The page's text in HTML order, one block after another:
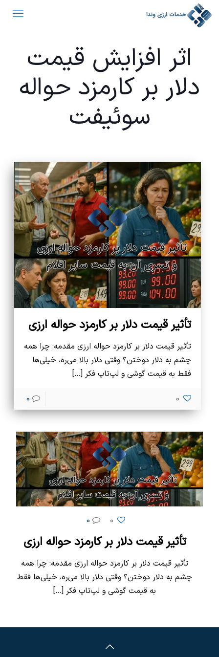
اثر افزایش قیمت
دلار بر کارمزد حواله
سوئیفت
تأثیر قیمت دلار بر کارمزد حواله ارزی
تأثیر قیمت دلار بر کارمزد حواله ارزی مقدمه: چرا همه
چشم به دلار دوختن؟ وقتی دلار بالا می‌ره، خیلی‌ها
فقط به قیمت گوشی و لپ‌تاپ فکر […]
0
0
0
0
تأثیر قیمت دلار بر کارمزد حواله ارزی
تأثیر قیمت دلار بر کارمزد حواله ارزی مقدمه: چرا همه
چشم به دلار دوختن؟ وقتی دلار بالا می‌ره، خیلی‌ها فقط
به قیمت گوشی و لپ‌تاپ فکر […]